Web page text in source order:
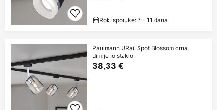
Rok isporuke: 7 - 11 dana
Paulmann URail Spot Blossom crna,
dimljeno staklo
38,33 €